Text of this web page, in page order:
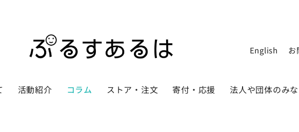
English お
活動紹介 コラム ストア・注文 寄付・応援 法人や団体のみ